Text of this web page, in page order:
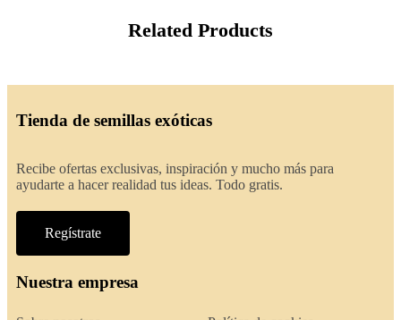
Related Products
Tienda de semillas exóticas
Recibe ofertas exclusivas, inspiración y mucho más para
ayudarte a hacer realidad tus ideas. Todo gratis.
Regístrate
Nuestra empresa